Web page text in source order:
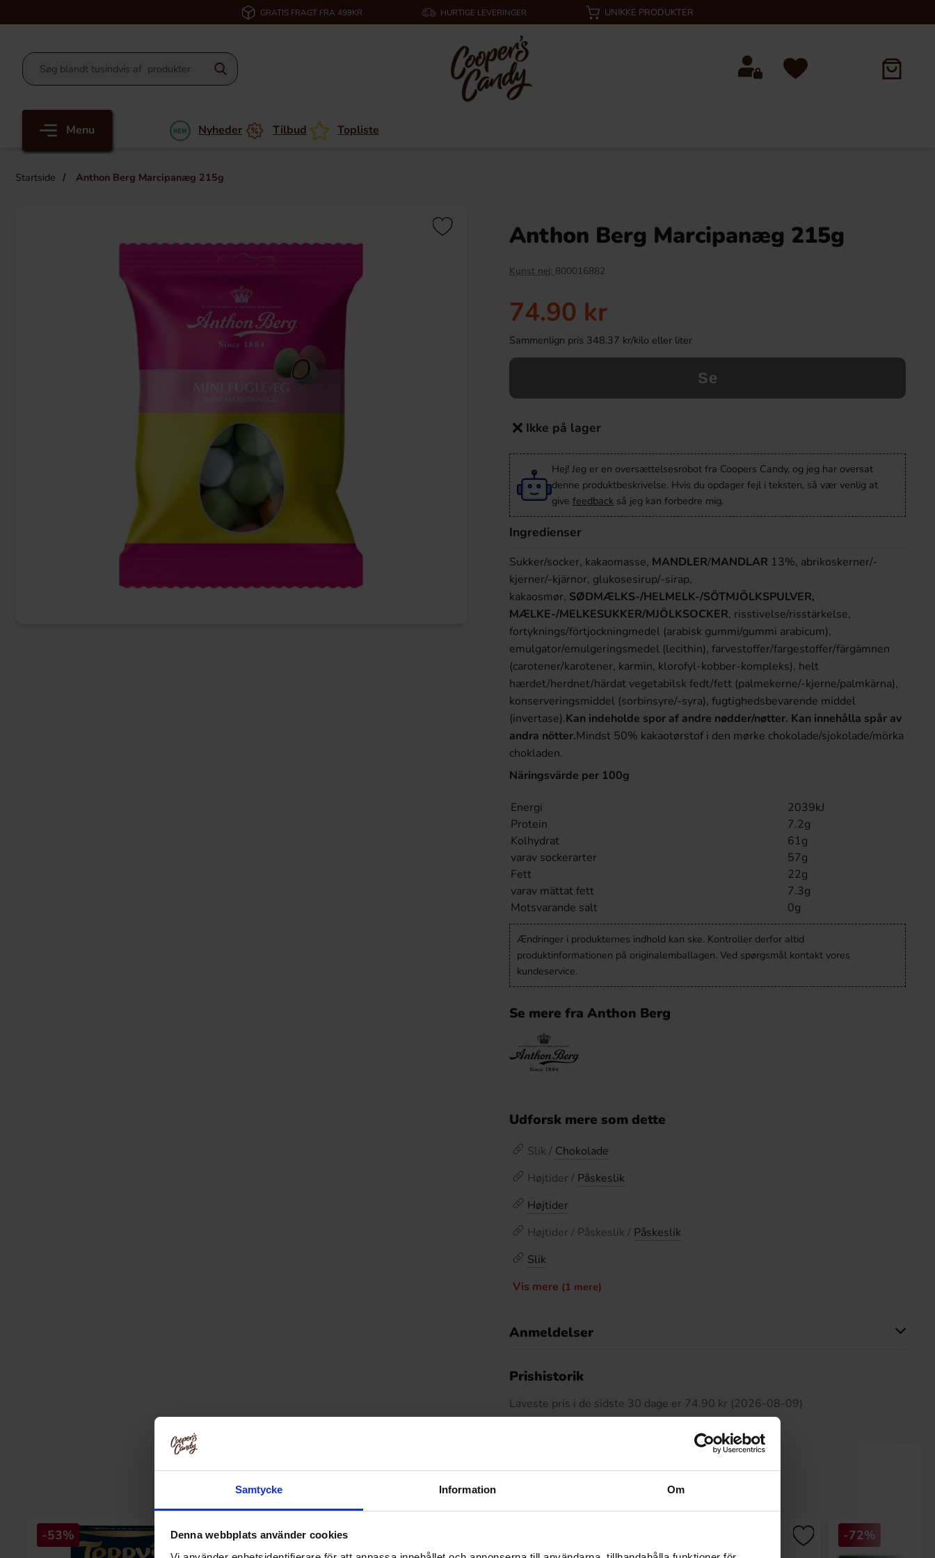
Samtycke Information Om
Denna webbplats använder cookies
GRATIS FRAGT FRA 499KR HURTIGE LEVERINGER UNIKKE PRODUKTER
Menu Nyheder Tilbud Topliste
Startside Anthon Berg Marcipanæg 215g
Anthon Berg Marcipanæg 215g
Kunst nej: 800016882
74.90 kr
Sammenlign pris 348.37 kr/kilo eller liter
Se
Ikke på lager
Hej! Jeg er en oversættelsesrobot fra Coopers Candy, og jeg har oversat
denne produktbeskrivelse. Hvis du opdager fejl i teksten, så vær venlig at
give feedback så jeg kan forbedre mig.
Ingredienser
Sukker/socker, kakaomasse, MANDLER/MANDLAR 13%, abrikoskerner/-
kjerner/-kjärnor, glukosesirup/-sirap,
kakaosmør, SØDMÆLKS-/HELMELK-/SÖTMJÖLKSPULVER,
MÆLKE-/MELKESUKKER/MJÖLKSOCKER, risstivelse/risstärkelse,
fortyknings/förtjockningmedel (arabisk gummi/gummi arabicum),
emulgator/emulgeringsmedel (lecithin), farvestoffer/fargestoffer/färgämnen
(carotener/karotener, karmin, klorofyl-kobber-kompleks), helt
hærdet/herdnet/härdat vegetabilsk fedt/fett (palmekerne/-kjerne/palmkärna),
konserveringsmiddel (sorbinsyre/-syra), fugtighedsbevarende middel
(invertase).Kan indeholde spor af andre nødder/nøtter. Kan innehålla spår av
andra nötter.Mindst 50% kakaotørstof i den mørke chokolade/sjokolade/mörka
chokladen.
Näringsvärde per 100g
Energi
2039kJ
Protein
7.2g
Kolhydrat
61g
varav sockerarter
57g
Fett
22g
varav mättat fett
7.3g
Motsvarande salt
0g
Ændringer i produkternes indhold kan ske. Kontroller derfor altid
produktinformationen på originalemballagen. Ved spørgsmål kontakt vores
kundeservice.
Se mere fra Anthon Berg
Udforsk mere som dette
Slik / Chokolade
Højtider / Påskeslik
Højtider
Højtider / Påskeslik / Påskeslik
Slik
Vis mere (1 mere)
Anmeldelser
Prishistorik
Laveste pris i de sidste 30 dage er 74.90 kr (2026-08-09)
Relaterede produkter
-53% -72%